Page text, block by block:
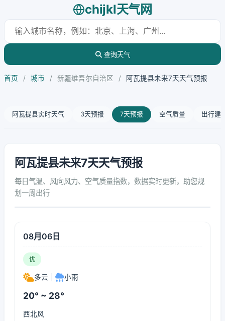
chijkl天气网
查询天气
首页 / 城市 / 新疆维吾尔自治区 / 阿瓦提县未来7天天气预报
阿瓦提县实时天气 3天预报 7天预报 空气质量 出行建
阿瓦提县未来7天天气预报
每日气温、风向风力、空气质量指数，数据实时更新，助您规
划一周出行
08月06日
优
多云 小雨
20° ~ 28°
西北风